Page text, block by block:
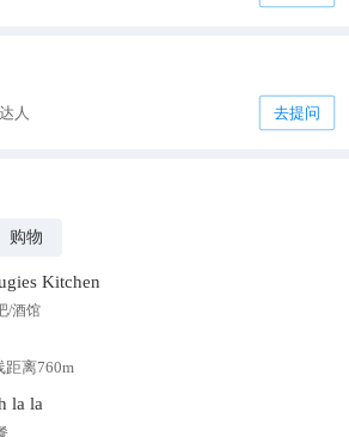
人 去提问
购物
Kitchen
/酒馆
距离760m
la la